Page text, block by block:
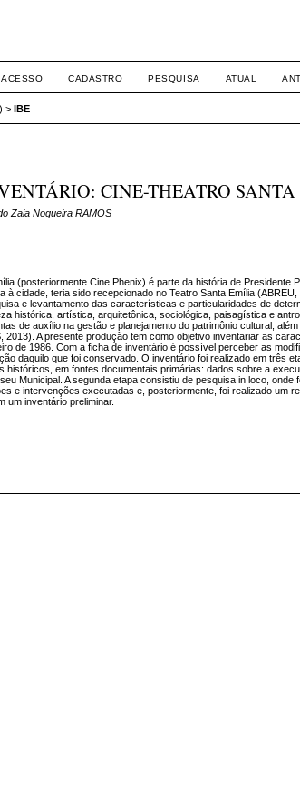
ACESSO CADASTRO PESQUISA ATUAL
>IBE
CINE-THEATRO
Zaia Nogueira RAMOS
(posteriormente Cine Phenix) é parte da história de Presidente
à cidade, teria sido recepcionado no Teatro Santa Emília
e levantamento das características e particularidades de
histórica, artística, arquitetônica, sociológica, paisagística e
de auxílio na gestão e planejamento do patrimônio cultural,
2013). A presente produção tem como objetivo inventariar as
de 1986. Com a ficha de inventário é possível perceber as
daquilo que foi conservado. O inventário foi realizado em três
históricos, em fontes documentais primárias: dados sobre a
Municipal. A segunda etapa consistiu de pesquisa in loco,
e intervenções executadas e, posteriormente, foi realizado um
um inventário preliminar.